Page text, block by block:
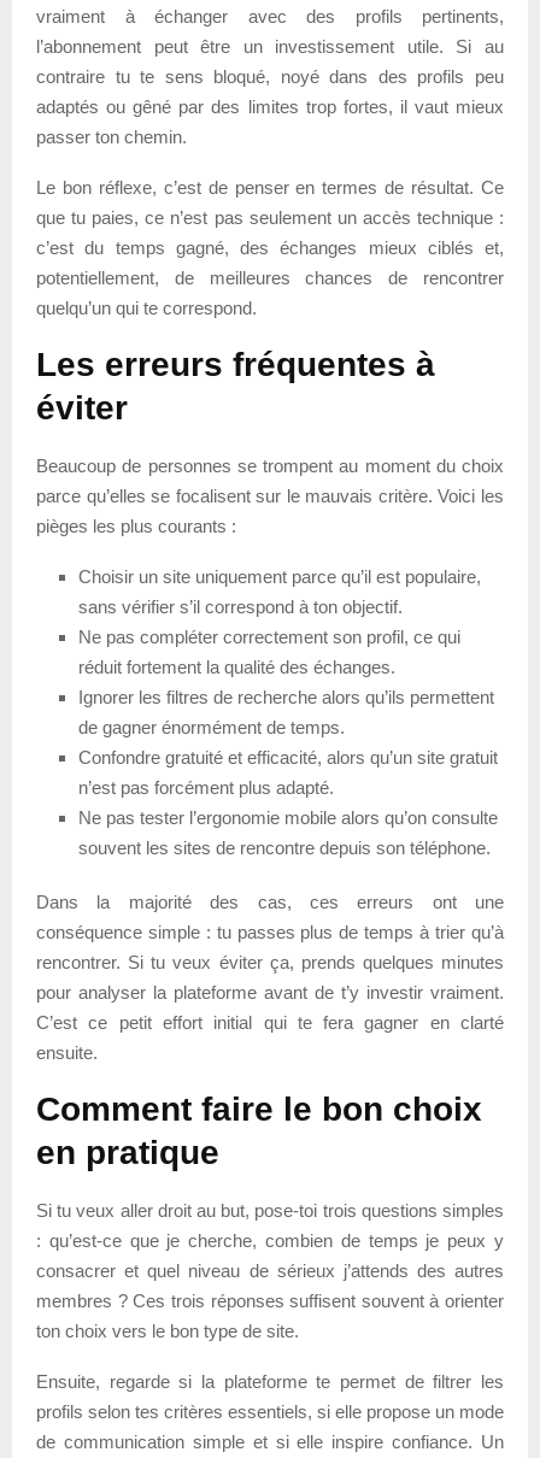
vraiment à échanger avec des profils pertinents,
l’abonnement peut être un investissement utile. Si au
contraire tu te sens bloqué, noyé dans des profils peu
adaptés ou gêné par des limites trop fortes, il vaut mieux
passer ton chemin.
Le bon réflexe, c’est de penser en termes de résultat. Ce
que tu paies, ce n’est pas seulement un accès technique :
c’est du temps gagné, des échanges mieux ciblés et,
potentiellement, de meilleures chances de rencontrer
quelqu’un qui te correspond.
Les erreurs fréquentes à
éviter
Beaucoup de personnes se trompent au moment du choix
parce qu’elles se focalisent sur le mauvais critère. Voici les
pièges les plus courants :
Choisir un site uniquement parce qu’il est populaire,
sans vérifier s’il correspond à ton objectif.
Ne pas compléter correctement son profil, ce qui
réduit fortement la qualité des échanges.
Ignorer les filtres de recherche alors qu’ils permettent
de gagner énormément de temps.
Confondre gratuité et efficacité, alors qu’un site gratuit
n’est pas forcément plus adapté.
Ne pas tester l’ergonomie mobile alors qu’on consulte
souvent les sites de rencontre depuis son téléphone.
Dans la majorité des cas, ces erreurs ont une
conséquence simple : tu passes plus de temps à trier qu’à
rencontrer. Si tu veux éviter ça, prends quelques minutes
pour analyser la plateforme avant de t’y investir vraiment.
C’est ce petit effort initial qui te fera gagner en clarté
ensuite.
Comment faire le bon choix
en pratique
Si tu veux aller droit au but, pose-toi trois questions simples
: qu’est-ce que je cherche, combien de temps je peux y
consacrer et quel niveau de sérieux j’attends des autres
membres ? Ces trois réponses suffisent souvent à orienter
ton choix vers le bon type de site.
Ensuite, regarde si la plateforme te permet de filtrer les
profils selon tes critères essentiels, si elle propose un mode
de communication simple et si elle inspire confiance. Un